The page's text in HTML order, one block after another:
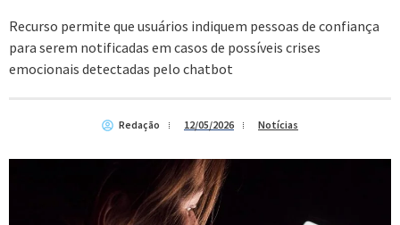
Recurso permite que usuários indiquem pessoas de confiança
para serem notificadas em casos de possíveis crises
emocionais detectadas pelo chatbot
Redação 12/05/2026 Notícias